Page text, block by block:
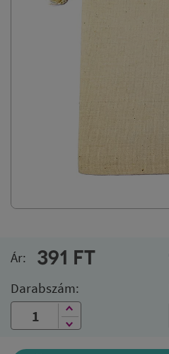
Ár: 391 FT
Darabszám: